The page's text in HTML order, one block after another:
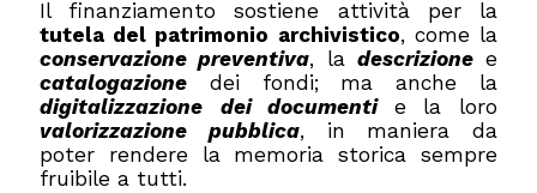
Il finanziamento sostiene attività per la
tutela del patrimonio archivistico, come la
conservazione preventiva, la descrizionee
catalogazione dei fondi; ma anche la
digitalizzazione
dei documenti
e la loro
valorizzazione pubblica, in maniera da
poter rendere la memoria storica sempre
fruibile a tutti.